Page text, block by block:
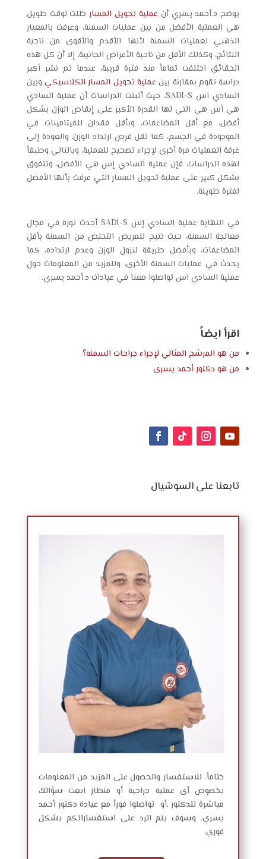
يوضح د.أحمد يسري أن عملية تحويل المسارظلت لوقت طويل
هي العملية الأفضل من بين عمليات السمنة، وعرفت بالمعيار
الذهبي لعمليات السمنة لأنها الأقدم والأقوى من ناحية
النتائج، وكذلك الأقل من ناحية الأعراض الجانبية، إلا أن كل هذه
الحقائق اختلفت تماماً منذ فترة قريبة، عندما تم نشر أكبر
دراسة تقوم بمقارنة بين عملية تحويل المسار الكلاسيكيوبين
السادي اس SADI-S
، حيث أثبتت الدراسات أن عملية السادي
هي أس هي التي لها القدرة الأكبر على إنقاص الوزن بشكل
أفضل، مع أقل المضاعفات، وبأقل فقدان للفيتامينات في
الموجودة في الجسم، كما تقل فرص ارتداد الوزن، والعودة إلى
غرفة العمليات مرة أخرى لإجراء تصحيح للعملية، وبالتالي وطبقاً
لهذه الدراسات، فإن عملية السادي إس هي الأفضل، وتتفوق
بشكل كبير على عملية تحويل المسار التي عرفت بأنها الأفضل
لفترة طويلة.
في النهاية عملية السادي إس SADI-S
أحدث ثورة في مجال
معالجة السمنة، حيث تتيح للمريض التخلص من السمنة بأقل
المضاعفات، وبأفضل طريقة لنزول الوزن وعدم ارتداده، كما
يحدث في عمليات السمنة الأخرى، وللمزيد من المعلومات حول
عملية السادي اس تواصلوا معنا في عيادات د.أحمد يسري.
اقرأ ايضاً
من هو المرشح المثالي لإجراء جراحات السمنه؟
من هو دكتور أحمد يسرى
تابعنا على السوشيال
ختاماً، للاستفسار والحصول على المزيد من المعلومات
بخصوص أى عملية جراحية أو منظار ابعت سؤالك
مباشرة للدكتور ،أو تواصلوا فوراً مع عيادة دكتور أحمد
يسري، وسوف يتم الرد على استفساراتكم بشكل
فوري.